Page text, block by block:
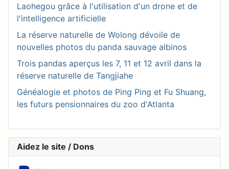
Laohegou grâce à l'utilisation d'un drone et de
l'intelligence artificielle
La réserve naturelle de Wolong dévoile de
nouvelles photos du panda sauvage albinos
Trois pandas aperçus les 7, 11 et 12 avril dans la
réserve naturelle de Tangjiahe
Généalogie et photos de Ping Ping et Fu Shuang,
les futurs pensionnaires du zoo d'Atlanta
Aidez le site / Dons